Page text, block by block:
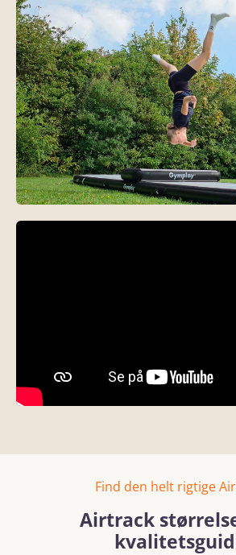
Find den helt rigtige
Airtrack